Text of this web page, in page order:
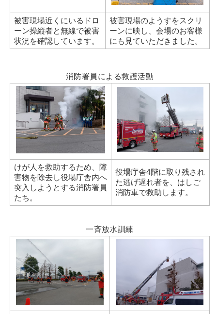
被害現場近くにいるドロ
ーン操縦者と無線で被害
状況を確認しています。
被害現場のようすをスクリ
ーンに映し、会場のお客様
にも見ていただきました。
消防署員による救護活動
けが人を救助するため、障
害物を除去し役場庁舎内へ
突入しようとする消防署員
たち。
役場庁舎4階に取り残され
た逃げ遅れ者を、はしご
消防車で救助します。
一斉放水訓練